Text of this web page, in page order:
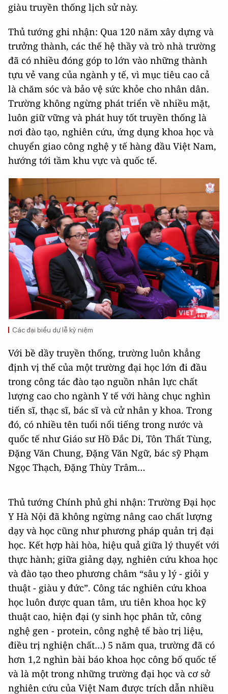
giàu truyền thống lịch sử này.
Thủ tướng ghi nhận: Qua 120 năm xây dựng và
trưởng thành, các thế hệ thầy và trò nhà trường
đã có nhiều đóng góp to lớn vào những thành
tựu vẻ vang của ngành y tế, vì mục tiêu cao cả
là chăm sóc và bảo vệ sức khỏe cho nhân dân.
Trường không ngừng phát triển về nhiều mặt,
luôn giữ vững và phát huy tốt truyền thống là
nơi đào tạo, nghiên cứu, ứng dụng khoa học và
chuyển giao công nghệ y tế hàng đầu Việt Nam,
hướng tới tầm khu vực và quốc tế.
Các đại biểu dự lễ kỷ niệm
Với bề dầy truyền thống, trường luôn khẳng
định vị thế của một trường đại học lớn đi đầu
trong công tác đào tạo nguồn nhân lực chất
lượng cao cho ngành Y tế với hàng chục nghìn
tiến sĩ, thạc sĩ, bác sĩ và cử nhân y khoa. Trong
đó, có nhiều tên tuổi nổi tiếng trong nước và
quốc tế như Giáo sư Hồ Đắc Di, Tôn Thất Tùng,
Đặng Văn Chung, Đặng Văn Ngữ, bác sỹ Phạm
Ngọc Thạch, Đặng Thùy Trâm…
Thủ tướng Chính phủ ghi nhận: Trường Đại học
Y Hà Nội đã không ngừng nâng cao chất lượng
dạy và học cũng như phương pháp quản trị đại
học. Kết hợp hài hòa, hiệu quả giữa lý thuyết với
thực hành; giữa giảng dạy, nghiên cứu khoa học
và đào tạo theo phương châm “sâu y lý - giỏi y
thuật - giàu y đức”. Công tác nghiên cứu khoa
học luôn được quan tâm, ưu tiên khoa học kỹ
thuật cao, hiện đại (y sinh học phân tử, công
nghệ gen - protein, công nghệ tế bào trị liệu,
điều trị nghiện chất…) 5 năm qua, trường đã có
hơn 1,2 nghìn bài báo khoa học công bố quốc tế
và là một trong những trường đại học và cơ sở
nghiên cứu của Việt Nam được trích dẫn nhiều